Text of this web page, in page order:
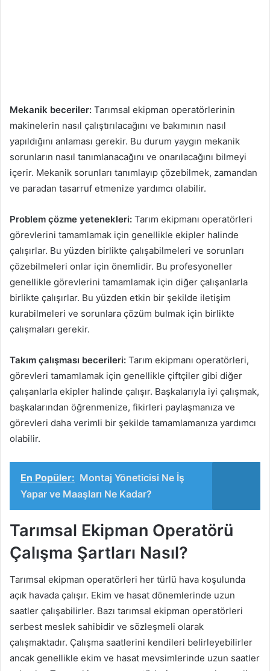
Mekanik beceriler: Tarımsal ekipman operatörlerinin
makinelerin nasıl çalıştırılacağını ve bakımının nasıl
yapıldığını anlaması gerekir. Bu durum yaygın mekanik
sorunların nasıl tanımlanacağını ve onarılacağını bilmeyi
içerir. Mekanik sorunları tanımlayıp çözebilmek, zamandan
ve paradan tasarruf etmenize yardımcı olabilir.
Problem çözme yetenekleri: Tarım ekipmanı operatörleri
görevlerini tamamlamak için genellikle ekipler halinde
çalışırlar. Bu yüzden birlikte çalışabilmeleri ve sorunları
çözebilmeleri onlar için önemlidir. Bu profesyoneller
genellikle görevlerini tamamlamak için diğer çalışanlarla
birlikte çalışırlar. Bu yüzden etkin bir şekilde iletişim
kurabilmeleri ve sorunlara çözüm bulmak için birlikte
çalışmaları gerekir.
Takım çalışması becerileri: Tarım ekipmanı operatörleri,
görevleri tamamlamak için genellikle çiftçiler gibi diğer
çalışanlarla ekipler halinde çalışır. Başkalarıyla iyi çalışmak,
başkalarından öğrenmenize, fikirleri paylaşmanıza ve
görevleri daha verimli bir şekilde tamamlamanıza yardımcı
olabilir.
En Popüler: Montaj Yöneticisi Ne İş
Yapar ve Maaşları Ne Kadar?
Tarımsal Ekipman Operatörü
Çalışma Şartları Nasıl?
Tarımsal ekipman operatörleri her türlü hava koşulunda
açık havada çalışır. Ekim ve hasat dönemlerinde uzun
saatler çalışabilirler. Bazı tarımsal ekipman operatörleri
serbest meslek sahibidir ve sözleşmeli olarak
çalışmaktadır. Çalışma saatlerini kendileri belirleyebilirler
ancak genellikle ekim ve hasat mevsimlerinde uzun saatler